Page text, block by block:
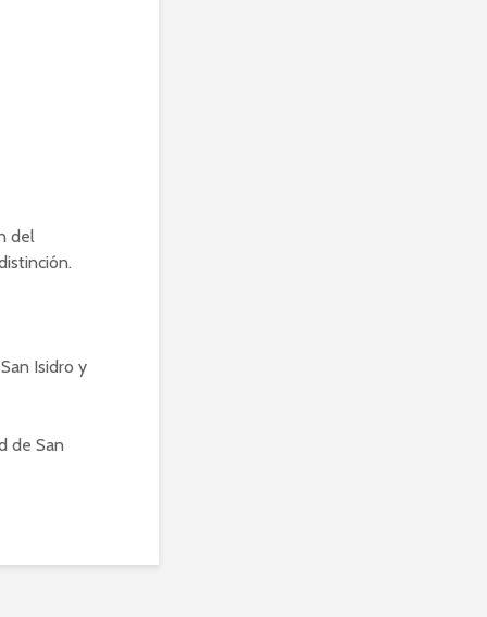
del
Isidro y
de San